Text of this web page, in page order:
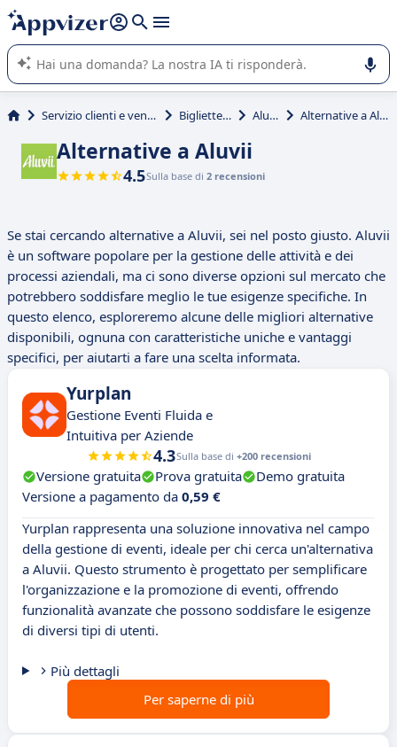
righe con
shift + enter
L'IA di Appvizer vi guida nell'utilizzo o nella scelta di un
software SaaS per la vostra azienda.
Servizio clienti e vendite Biglietterie Aluvii Alternative a Aluvii
Alternative a Aluvii
4.5Sulla base di 2 recensioni
Se stai cercando alternative a Aluvii, sei nel posto giusto. Aluvii
è un software popolare per la gestione delle attività e dei
processi aziendali, ma ci sono diverse opzioni sul mercato che
potrebbero soddisfare meglio le tue esigenze specifiche. In
questo elenco, esploreremo alcune delle migliori alternative
disponibili, ognuna con caratteristiche uniche e vantaggi
specifici, per aiutarti a fare una scelta informata.
Yurplan
Gestione Eventi Fluida e
Intuitiva per Aziende
4.3Sulla base di +200 recensioni
Versione gratuita Prova gratuita
Demo gratuita
Versione a pagamento da 0,59 €
Yurplan rappresenta una soluzione innovativa nel campo
della gestione di eventi, ideale per chi cerca un'alternativa
a Aluvii. Questo strumento è progettato per semplificare
l'organizzazione e la promozione di eventi, offrendo
funzionalità avanzate che possono soddisfare le esigenze
di diversi tipi di utenti.
Più dettagli
Per saperne di più